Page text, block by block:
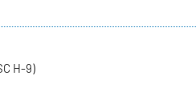
H-9)